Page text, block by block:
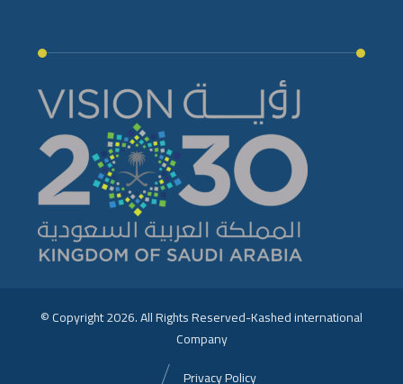
© Copyright 2026. All Rights Reserved-Kashed international
Company
Privacy Policy